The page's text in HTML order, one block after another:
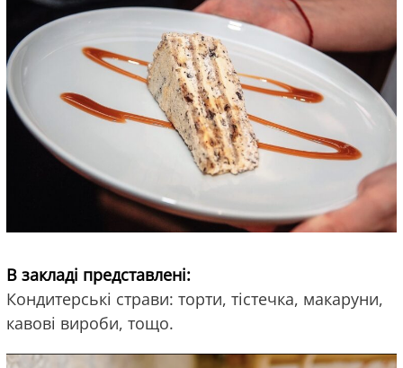
В закладі представлені:
Кондитерські страви: торти, тістечка, макаруни,
кавові вироби, тощо.